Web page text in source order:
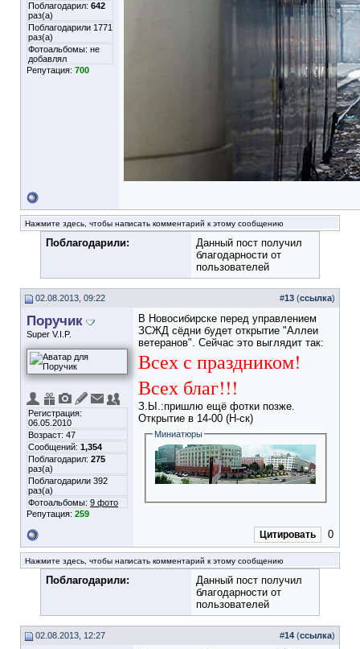
Поблагодарил: 642
раз(а)
Поблагодарили 1771
раз(а)
Фотоальбомы: не
добавлял
Репутация: 700
Нажмите здесь, чтобы написать комментарий к этому сообщению
Поблагодарили:
Данный пост получил
благодарности от
пользователей
02.08.2013, 09:22 #13 (ссылка)
Поручик
Super V.I.P.
Регистрация:
06.05.2010
Возраст: 47
Сообщений: 1,354
Поблагодарил: 275
раз(а)
Поблагодарили 392
раз(а)
Фотоальбомы: 9 фото
Репутация: 259
В Новосибирске перед управлением
ЗСЖД сёдни будет открытие "Аллеи
ветеранов". Сейчас это выглядит так:
Всех с праздником!
Всех благ!!!
З.Ы.:пришлю ещё фотки позже.
Открытие в 14-00 (Н-ск)
Миниатюры
Цитировать 0
Нажмите здесь, чтобы написать комментарий к этому сообщению
Поблагодарили:
Данный пост получил
благодарности от
пользователей
02.08.2013, 12:27 #14 (ссылка)